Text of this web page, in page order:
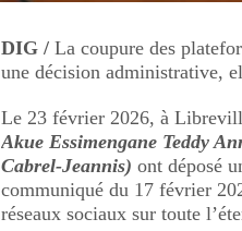
DIG / La coupure des
une décision administrative,
Le 23 février 2026, à
Akue Essimengane Teddy
Cabrel‑Jeannis) ont déposé
communiqué du 17 février
réseaux sociaux sur toute